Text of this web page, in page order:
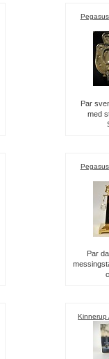
Par
med
Par
Kinnerup